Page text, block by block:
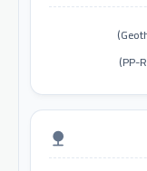
nature